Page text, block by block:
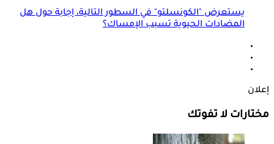
يستعرض "الكونسلتو" في السطور التالية، إجابة حول هل
المضادات الحيوية تسبب الإمساك؟
إعلان
مختارات لا تفوتك